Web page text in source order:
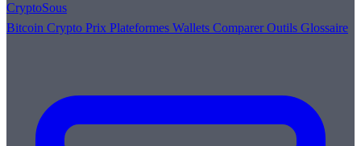
CryptoSous
Bitcoin Crypto Prix Plateformes Wallets ComparerOutils Glossaire